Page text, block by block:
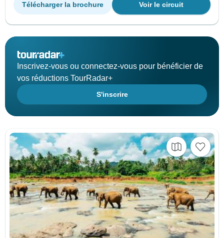
Voir le circuit
Télécharger la brochure
Inscrivez-vous ou connectez-vous pour bénéficier de
vos réductions TourRadar+
S'inscrire